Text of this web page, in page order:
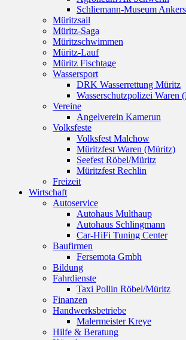
Schliemann-Museum
Müritzsail
Müritz-Saga
Müritzschwimmen
Müritz-Lauf
Müritz Fischtage
Wassersport
DRK Wasserrettung Müritz
Wasserschutzpolizei Waren
Vereine
Angelverein Kamerun
Volksfeste
Volksfest Malchow
Müritzfest Waren (Müritz)
Seefest Röbel/Müritz
Müritzfest Rechlin
Freizeit
Wirtschaft
Autoservice
Autohaus Multhaup
Autohaus Schlingmann
Car-HiFi Tuning Center
Baufirmen
Fersemota Gmbh
Bildung
Fahrdienste
Taxi Pollin Röbel/Müritz
Finanzen
Handwerksbetriebe
Malermeister Kreye
Hilfe & Beratung